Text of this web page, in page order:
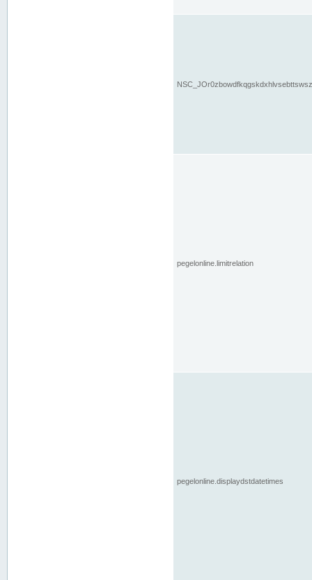
pegelonline.limitrelation
pegelonline.displaydstdatetimes